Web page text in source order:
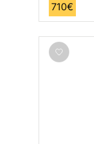
710€